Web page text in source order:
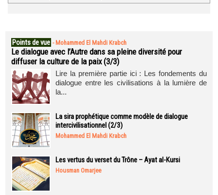
Points de vue - Mohammed El Mahdi Krabch
Le dialogue avec l’Autre dans sa pleine diversité pour
diffuser la culture de la paix (3/3)
Lire la première partie ici : Les fondements du
dialogue entre les civilisations à la lumière de
la...
La sira prophétique comme modèle de dialogue
intercivilisationnel (2/3)
Mohammed El Mahdi Krabch
Les vertus du verset du Trône – Ayat al-Kursi
Housman Omarjee